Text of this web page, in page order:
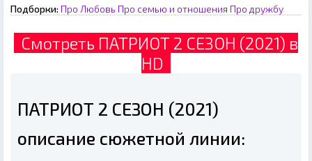
Подборки: Про Любовь Про семью и отношения Про дружбу
Смотреть ПАТРИОТ 2 СЕЗОН (2021) в
HD
ПАТРИОТ 2 СЕЗОН (2021)
описание сюжетной линии: